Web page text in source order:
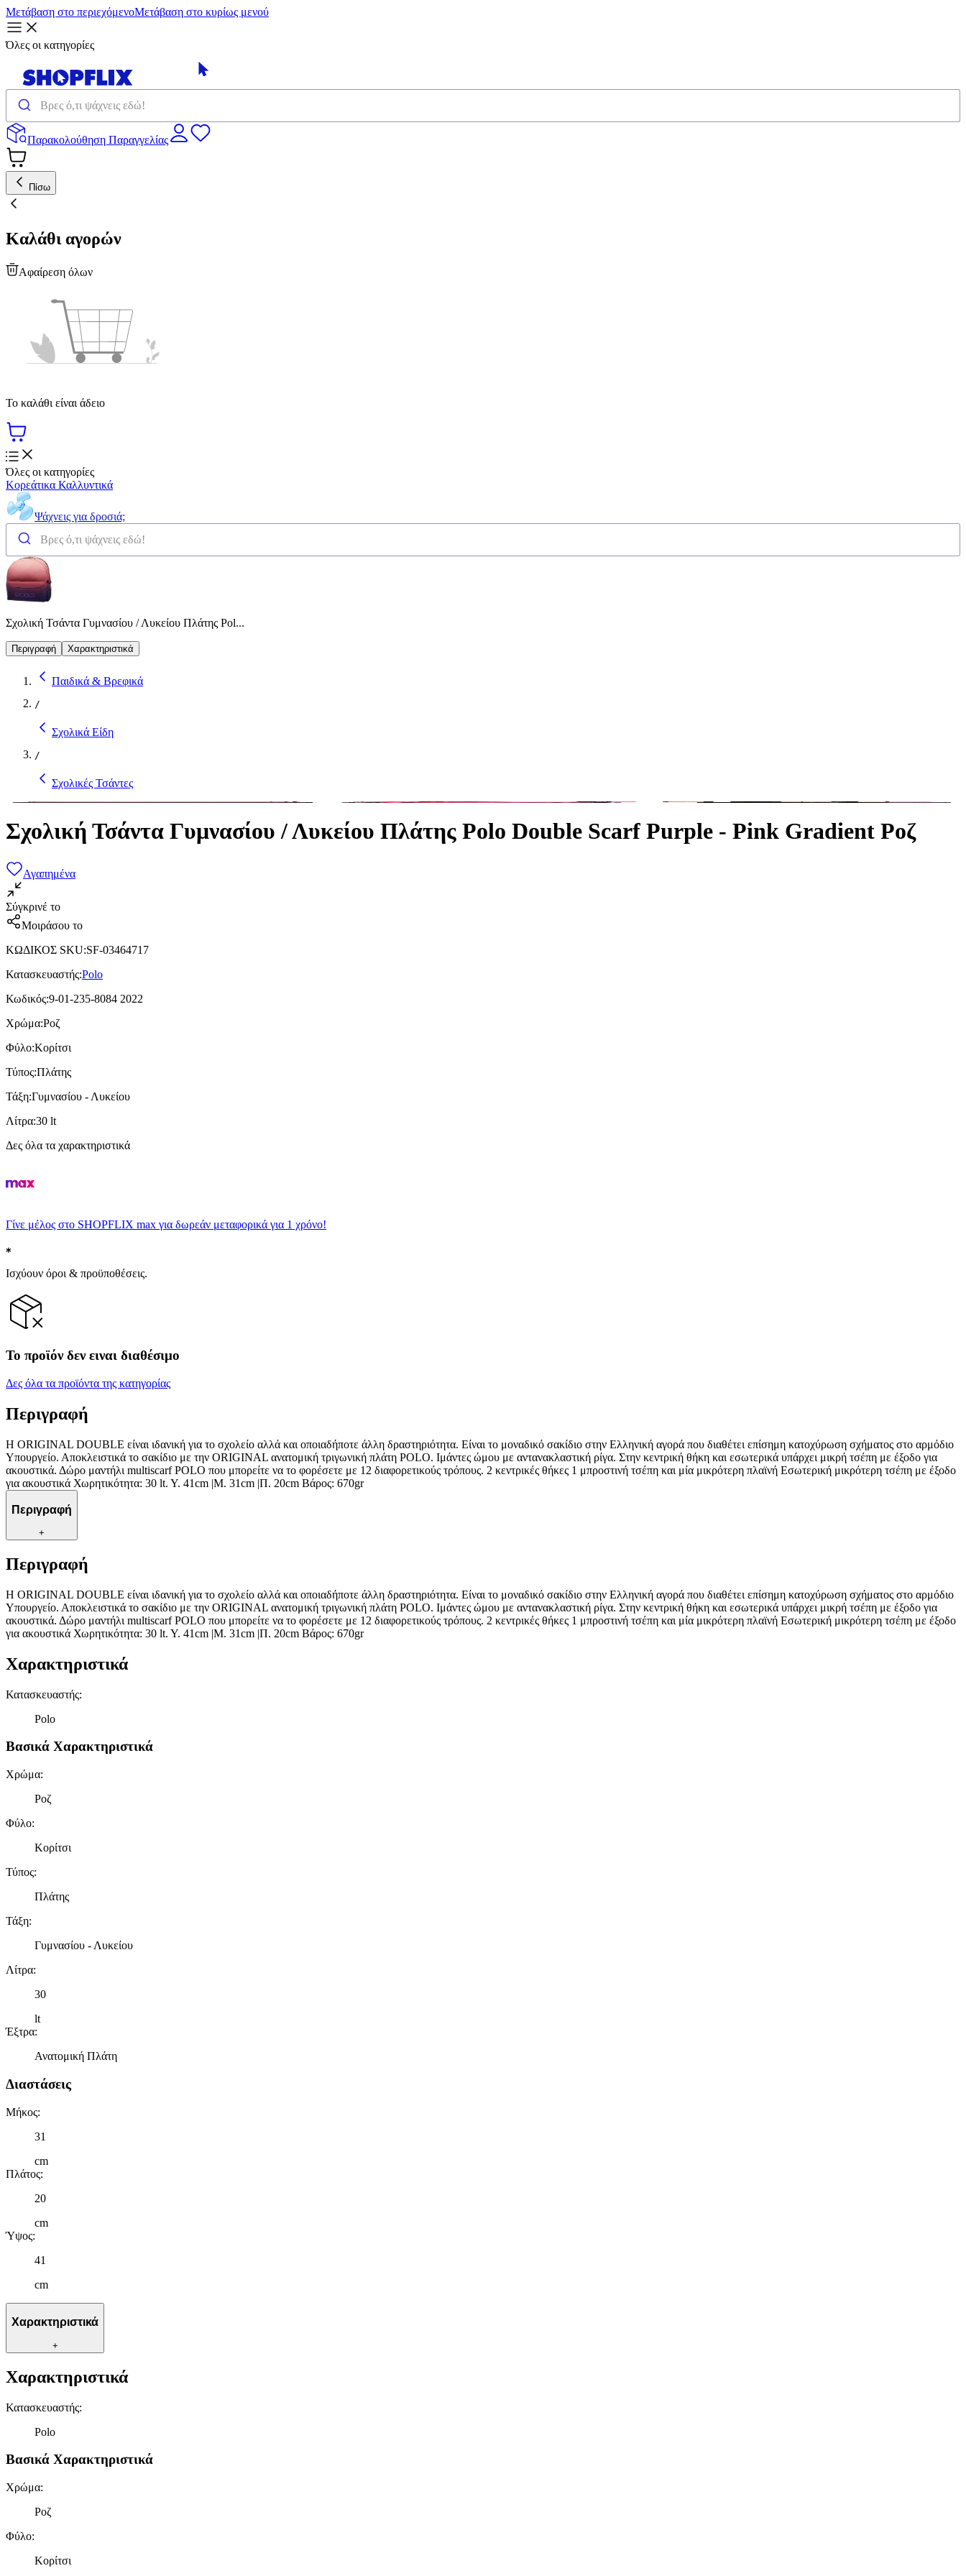
Μετάβαση στο περιεχόμενοΜετάβαση στο κυρίως μενού
Όλες οι κατηγορίες
Παρακολούθηση Παραγγελίας
Πίσω
Καλάθι αγορών
Αφαίρεση όλων
Το καλάθι είναι άδειο
Όλες οι κατηγορίες
Κορεάτικα Καλλυντικά
Ψάχνεις για δροσιά;
Σχολική Τσάντα Γυμνασίου / Λυκείου Πλάτης Pol...
Περιγραφή Χαρακτηριστικά
Παιδικά & Βρεφικά
/
Σχολικά Είδη
/
Σχολικές Τσάντες
Σχολική Τσάντα Γυμνασίου / Λυκείου Πλάτης Polo Double Scarf Purple - Pink Gradient Ροζ
Αγαπημένα
Σύγκρινέ το
Μοιράσου το
ΚΩΔΙΚΟΣ SKU:SF-03464717
Κατασκευαστής:Polo
Κωδικός:9-01-235-8084 2022
Χρώμα:Ροζ
Φύλο:Κορίτσι
Τύπος:Πλάτης
Τάξη:Γυμνασίου - Λυκείου
Λίτρα:30 lt
Δες όλα τα χαρακτηριστικά
Γίνε μέλος στο SHOPFLIX max για δωρεάν μεταφορικά για 1 χρόνο!
Ισχύουν όροι & προϋποθέσεις.
Το προϊόν δεν ειναι διαθέσιμο
Δες όλα τα προϊόντα της κατηγορίας
Περιγραφή
Η ORIGINAL DOUBLE είναι ιδανική για το σχολείο αλλά και οποιαδήποτε άλλη δραστηριότητα. Είναι τo μοναδικό σακίδιο στην Ελληνική αγορά που διαθέτει επίσημη κατοχύρωση σχήματος στο αρμόδιο
Υπουργείο. Αποκλειστικά το σακίδιο με την ORIGINAL ανατομική τριγωνική πλάτη POLO. Ιμάντες ώμου με αντανακλαστική ρίγα. Στην κεντρική θήκη και εσωτερικά υπάρχει μικρή τσέπη με έξοδο για
ακουστικά. Δώρο μαντήλι multiscarf POLO που μπορείτε να το φορέσετε με 12 διαφορετικούς τρόπους. 2 κεντρικές θήκες 1 μπροστινή τσέπη και μία μικρότερη πλαϊνή Εσωτερική μικρότερη τσέπη με έξοδο
για ακουστικά Χωρητικότητα: 30 lt. Y. 41cm |Μ. 31cm |Π. 20cm Βάρος: 670gr
Περιγραφή
+
Περιγραφή
Η ORIGINAL DOUBLE είναι ιδανική για το σχολείο αλλά και οποιαδήποτε άλλη δραστηριότητα. Είναι τo μοναδικό σακίδιο στην Ελληνική αγορά που διαθέτει επίσημη κατοχύρωση σχήματος στο αρμόδιο
Υπουργείο. Αποκλειστικά το σακίδιο με την ORIGINAL ανατομική τριγωνική πλάτη POLO. Ιμάντες ώμου με αντανακλαστική ρίγα. Στην κεντρική θήκη και εσωτερικά υπάρχει μικρή τσέπη με έξοδο για
ακουστικά. Δώρο μαντήλι multiscarf POLO που μπορείτε να το φορέσετε με 12 διαφορετικούς τρόπους. 2 κεντρικές θήκες 1 μπροστινή τσέπη και μία μικρότερη πλαϊνή Εσωτερική μικρότερη τσέπη με έξοδο
για ακουστικά Χωρητικότητα: 30 lt. Y. 41cm |Μ. 31cm |Π. 20cm Βάρος: 670gr
Χαρακτηριστικά
Κατασκευαστής:
Polo
Βασικά Χαρακτηριστικά
Χρώμα:
Ροζ
Φύλο:
Κορίτσι
Τύπος:
Πλάτης
Τάξη:
Γυμνασίου - Λυκείου
Λίτρα:
30
lt
Έξτρα:
Ανατομική Πλάτη
Διαστάσεις
Μήκος:
31
cm
Πλάτος:
20
cm
Ύψος:
41
cm
Χαρακτηριστικά
+
Χαρακτηριστικά
Κατασκευαστής:
Polo
Βασικά Χαρακτηριστικά
Χρώμα:
Ροζ
Φύλο:
Κορίτσι